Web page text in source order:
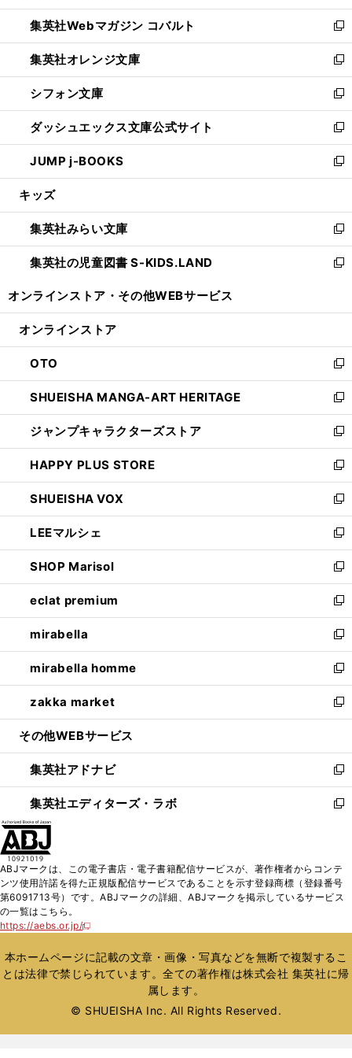
開
く
ウ
で
開
く
ン
ド
ウ
で
開
く
ウ
ィ
ン
ド
ウ
で
開
く
集英社Webマガジン コバルト
新
し
い
ウ
ィ
ン
ド
ウ
で
開
集英社オレンジ文庫
新
し
い
ウ
ィ
ン
ド
ウ
開
く
シフォン文庫
新
し
い
ウ
ィ
ン
ウ
で
開
く
ダッシュエックス文庫公式サイト
新
し
い
ウ
ン
ド
ウ
で
JUMP j-BOOKS
新
し
ウ
ィ
ン
ド
開
キッズ
集英社みらい文庫
新
し
い
ン
ウ
で
開
く
集英社の児童図書 S-KIDS.LAND
新
ウ
ン
ド
ウ
で
開
く
オンラインストア・ その他WEBサービス
オンラインストア
OTO
新
し
い
ウ
ィ
ン
ド
ウ
で
開
く
SHUEISHA MANGA-ART HERITAGE
新
し
い
ウ
ィ
ン
ド
ウ
で
開
く
ジャンプキャラクターズストア
新
し
い
ウ
ィ
ン
ド
ウ
で
開
く
HAPPY PLUS STORE
新
し
い
ウ
ィ
ン
ド
ウ
で
開
く
SHUEISHA VOX
新
し
い
ウ
ィ
ン
ド
ウ
で
開
く
LEEマルシェ
新
し
い
ウ
ィ
ン
ド
ウ
で
開
く
SHOP Marisol
新
し
い
ウ
ィ
ン
ド
ウ
で
開
eclat premium
新
し
い
ウ
ィ
ン
ド
ウ
開
く
mirabella
新
し
い
ウ
ィ
ン
ウ
で
開
く
mirabella homme
新
し
い
ウ
ン
ド
ウ
で
zakka market
新
し
ウ
ィ
ン
ド
く
その他WEBサービス
集英社アドナビ
新
し
い
ド
ウ
で
集英社エディターズ・ラボ
新
ィ
ン
ド
開
く
ABJマークは、この電子書店・電子書籍配信サービスが、著作権者からコンテ
ンツ使用許諾を得た正規版配信サービスであることを示す登録商標（登録番号
第6091713号）です。ABJマークの詳細、ABJマークを掲示しているサービス
の一覧はこちら。
https://aebs.or.jp/
新
い
ウ
ィ
ウ
本ホームページに記載の文章・画像・写真などを無断で複製するこ
とは法律で禁じられています。全ての著作権は株式会社 集英社に帰
属します。
© SHUEISHA Inc. All Rights Reserved.